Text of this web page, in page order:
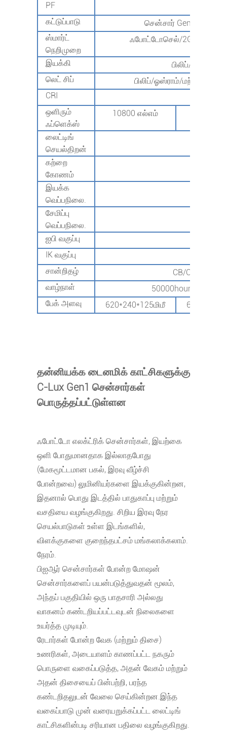
PF
கட்டுப்பாடு
சென்சார் Gen1/
ஸ்மார்ட்
நெறிமுறை
ஃபோட்டோசெல்/2G/4G/NB-
இயக்கி
பிலிப்/
லெட் சிப்
பிலிப்/ஓஸ்ராம்/மற்ற உயர்தர
CRI
ஒளிரும்
ஃப்ளெக்ஸ்
10800 எல்எம்
லைட்டிங்
செயல்திறன்
கற்றை
கோணம்
இயக்க
வெப்பநிலை.
சேமிப்பு
வெப்பநிலை.
ஐபி வகுப்பு
IK வகுப்பு
சான்றிதழ்
CB/CE/SAA/
வாழ்நாள்
50000hours@L70
பேக் அளவு
620*240*125மிமீ
தன்னியக்க டைனமிக் காட்சிகளுக்கு
C-Lux Gen1 சென்சார்கள்
பொருத்தப்பட்டுள்ளன
ஃபோட்டோ எலக்ட்ரிக் சென்சார்கள், இயற்கை
ஒளி போதுமானதாக இல்லாதபோது
(மேகமூட்டமான பகல், இரவு வீழ்ச்சி
போன்றவை) லுமினியர்களை இயக்குகின்றன,
இதனால் பொது இடத்தில் பாதுகாப்பு மற்றும்
வசதியை வழங்குகிறது. சிறிய இரவு நேர
செயல்பாடுகள் உள்ள இடங்களில்,
விளக்குகளை குறைந்தபட்சம் மங்கலாக்கலாம்.
நேரம்.
பிஐஆர் சென்சார்கள் போன்ற மோஷன்
சென்சார்களைப் பயன்படுத்துவதன் மூலம்,
அந்தப் பகுதியில் ஒரு பாதசாரி அல்லது
வாகனம் கண்டறியப்பட்டவுடன் நிலைகளை
உயர்த்த முடியும்.
ரேடார்கள் போன்ற வேக (மற்றும் திசை)
உணரிகள், அடையாளம் காணப்பட்ட நகரும்
பொருளை வகைப்படுத்த, அதன் வேகம் மற்றும்
அதன் திசையைப் பின்பற்றி, பரந்த
கண்டறிதலுடன் வேலை செய்கின்றன.இந்த
வகைப்பாடு முன் வரையறுக்கப்பட்ட லைட்டிங்
காட்சிகளின்படி சரியான பதிலை வழங்குகிறது.